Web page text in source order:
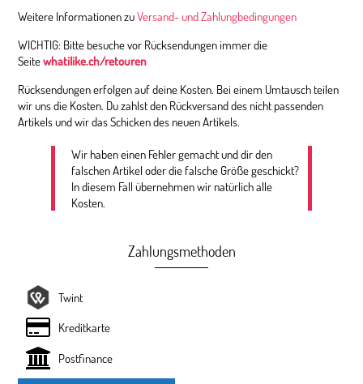
Weitere Informationen zuVersand- und Zahlungbedingungen
WICHTIG: Bitte besuche vor Rücksendungen immer die
Seitewhatilike.ch/retouren
Rücksendungen erfolgen auf deine Kosten. Bei einem Umtausch teilen
wir uns die Kosten. Du zahlst den Rückversand des nicht passenden
Artikels und wir das Schicken des neuen Artikels.
Wir haben einen Fehler gemacht und dir den
falschen Artikel oder die falsche Größe geschickt?
In diesem Fall übernehmen wir natürlich alle
Kosten.
Zahlungsmethoden
Twint
Kreditkarte
Postfinance